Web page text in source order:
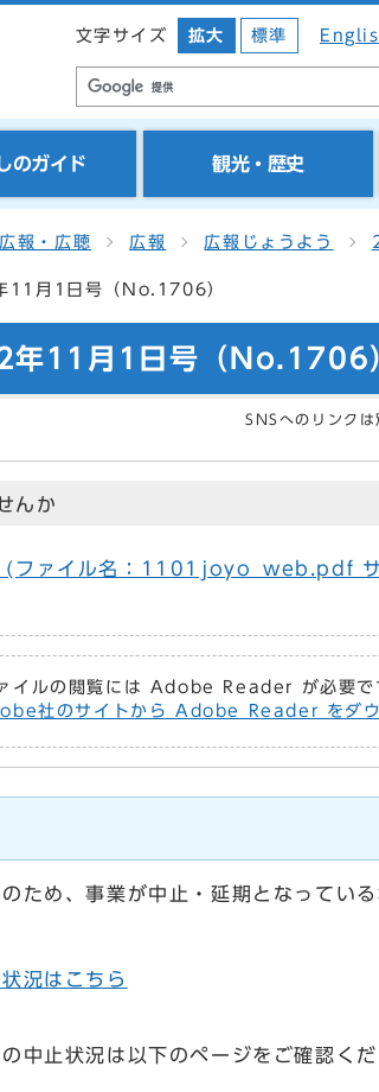
文字サイズ 拡大 標準
のガイド 観光・歴史
広報・広聴 広報 広報じょうよう
月1日号（No.1706）
11月1日号（No.1706
SNSへのリンクは
んか
(ファイル名：1101joyo_web.pdf
イルの閲覧には Adobe Reader が必要で
社のサイトから Adobe Reader をダウ
ため、事業が中止・延期となってい
況はこちら
中止状況は以下のページをご確認くだ